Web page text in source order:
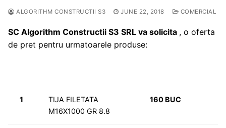
ALGORITHM CONSTRUCTII S3 JUNE 22, 2018 COMERCIAL
SC Algorithm Constructii S3 SRL va solicita , o oferta
de pret pentru urmatoarele produse:
1
TIJA FILETATA
M16X1000 GR 8.8
160 BUC